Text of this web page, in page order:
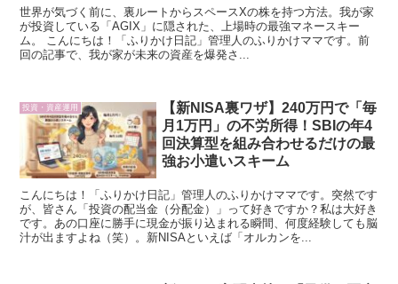
世界が気づく前に、裏ルートからスペースXの株を持つ方法。我が家
が投資している「AGIX」に隠された、上場時の最強マネースキー
ム。 こんにちは！「ふりかけ日記」管理人のふりかけママです。前
回の記事で、我が家が未来の資産を爆発さ...
投資・資産運用
【新NISA裏ワザ】240万円で「毎
月1万円」の不労所得！SBIの年4
回決算型を組み合わせるだけの最
強お小遣いスキーム
こんにちは！「ふりかけ日記」管理人のふりかけママです。突然です
が、皆さん「投資の配当金（分配金）」って好きですか？私は大好き
です。あの口座に勝手に現金が振り込まれる瞬間、何度経験しても脳
汁が出ますよね（笑）。新NISAといえば「オルカンを...